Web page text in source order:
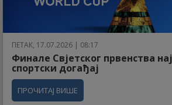
ПЕТАК, 17.07.2026 | 08:17
Финале Свјетског првенства
спортски догађај
ПРОЧИТАЈ ВИШЕ